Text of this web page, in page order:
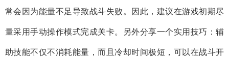
常会因为能量不足导致战斗失败。因此，建议在游戏初期尽
量采用手动操作模式完成关卡。另外分享一个实用技巧：辅
助技能不仅不消耗能量，而且冷却时间极短，可以在战斗开